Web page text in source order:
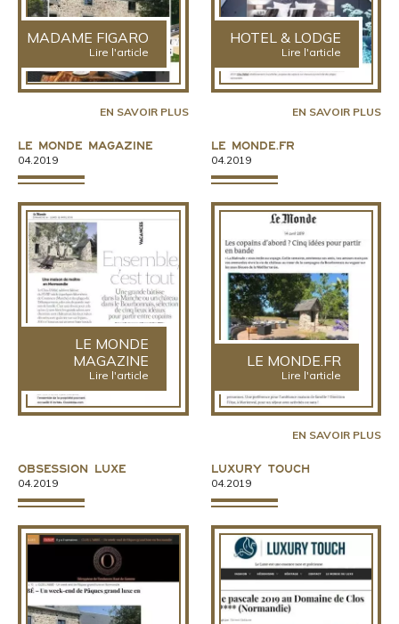
MADAME FIGARO
Lire l'article
EN SAVOIR PLUS
HOTEL & LODGE
Lire l'article
EN SAVOIR PLUS
Le Monde magazine
04.2019
LE MONDE
MAGAZINE
Lire l'article
Le Monde.fr
04.2019
LE MONDE.FR
Lire l'article
EN SAVOIR PLUS
Obsession Luxe
04.2019
Luxury Touch
04.2019